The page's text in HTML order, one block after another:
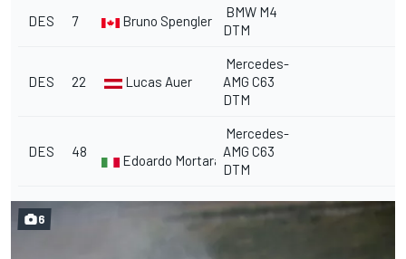
DES 7 Bruno Spengler
BMW M4
DTM
DES 22 Lucas Auer
Mercedes-
AMG C63
DTM
DES 48
Edoardo Mortara
Mercedes-
AMG C63
DTM
6